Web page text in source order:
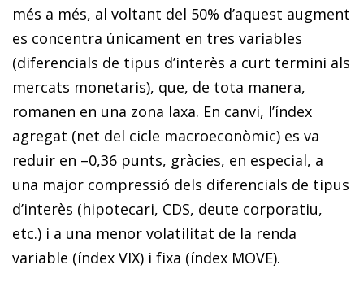
més a més, al voltant del 50% d’aquest augment
es concentra únicament en tres variables
(diferencials de tipus d’interès a curt termini als
mercats monetaris), que, de tota manera,
romanen en una zona laxa. En canvi, l’índex
agregat (net del cicle ma­­cro­­econòmic) es va
reduir en –0,36 punts, gràcies, en especial, a
una major compressió dels diferencials de tipus
d’interès (hipotecari, CDS, deute corporatiu,
etc.) i a una menor volatilitat de la renda
variable (índex VIX) i fixa (índex MOVE).